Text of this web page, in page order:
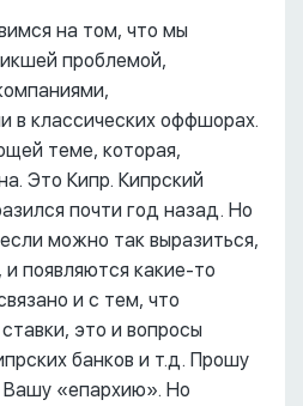
на том, что мы
проблемой,
в классических оффшорах.
теме, которая,
Это Кипр. Кипрский
почти год назад. Но
можно так выразиться,
появляются какие-то
и с тем, что
это и вопросы
банков и т.д. Прошу
Вашу «епархию». Но